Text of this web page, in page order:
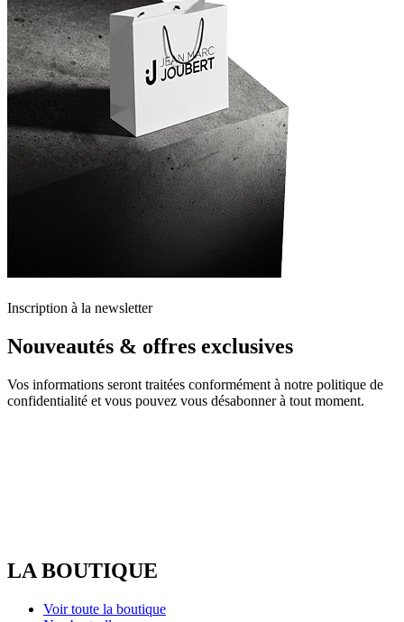
Inscription à la newsletter
Nouveautés & offres exclusives
Vos informations seront traitées conformément à notre politique de
confidentialité et vous pouvez vous désabonner à tout moment.
LA BOUTIQUE
Voir toute la boutique